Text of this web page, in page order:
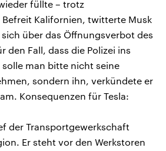
füllte – trotz
Kalifornien, twitterte Musk
über das Öffnungsverbot des
den Fall, dass die Polizei ins
solle man bitte nicht seine
sondern ihn, verkündete er
Konsequenzen für Tesla:
der Transportgewerkschaft
Er steht vor den Werkstoren